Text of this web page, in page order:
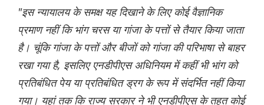
"इस न्यायालय के समक्ष यह दिखाने के लिए कोई वैज्ञानिक
प्रमाण नहीं कि भांग चरस या गांजा के पत्तों से तैयार किया जाता
है। चूंकि गांजा के पत्तों और बीजों को गांजा की परिभाषा से बाहर
रखा गया है, इसलिए एनडीपीएस अधिनियम में कहीं भी भांग को
प्रतिबंधित पेय या प्रतिबंधित ड्रग के रूप में संदर्भित नहीं किया
गया। यहां तक ​​कि राज्य सरकार ने भी एनडीपीएस के तहत कोई